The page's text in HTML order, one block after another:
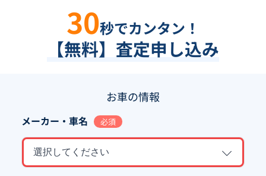
30秒でカンタン！
【無料】査定申し込み
お車の情報
メーカー・車名 必須
選択してください